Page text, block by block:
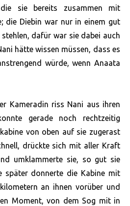
sie bereits zusammen mit
die Diebin war nur in einem gut
dafür war sie dabei auch
hätte wissen müssen, dass es
würde, wenn Anaata
Kameradin riss Nani aus ihren
gerade noch rechtzeitig
von oben auf sie zugerast
drückte sich mit aller Kraft
umklammerte sie, so gut sie
später donnerte die Kabine mit
an ihnen vorüber und
Moment, von dem Sog mit in